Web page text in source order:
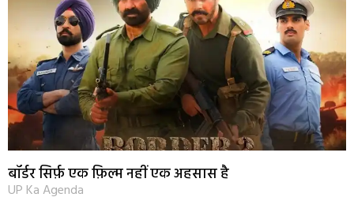
बॉर्डर सिर्फ़ एक फ़िल्म नहीं एक अहसास है
UP Ka Agenda